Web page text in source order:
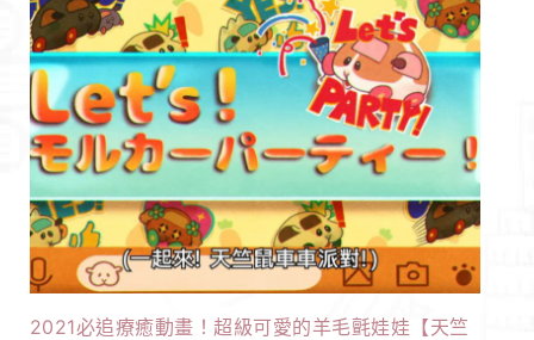
2021必追療癒動畫！超級可愛的羊毛氈娃娃【天竺